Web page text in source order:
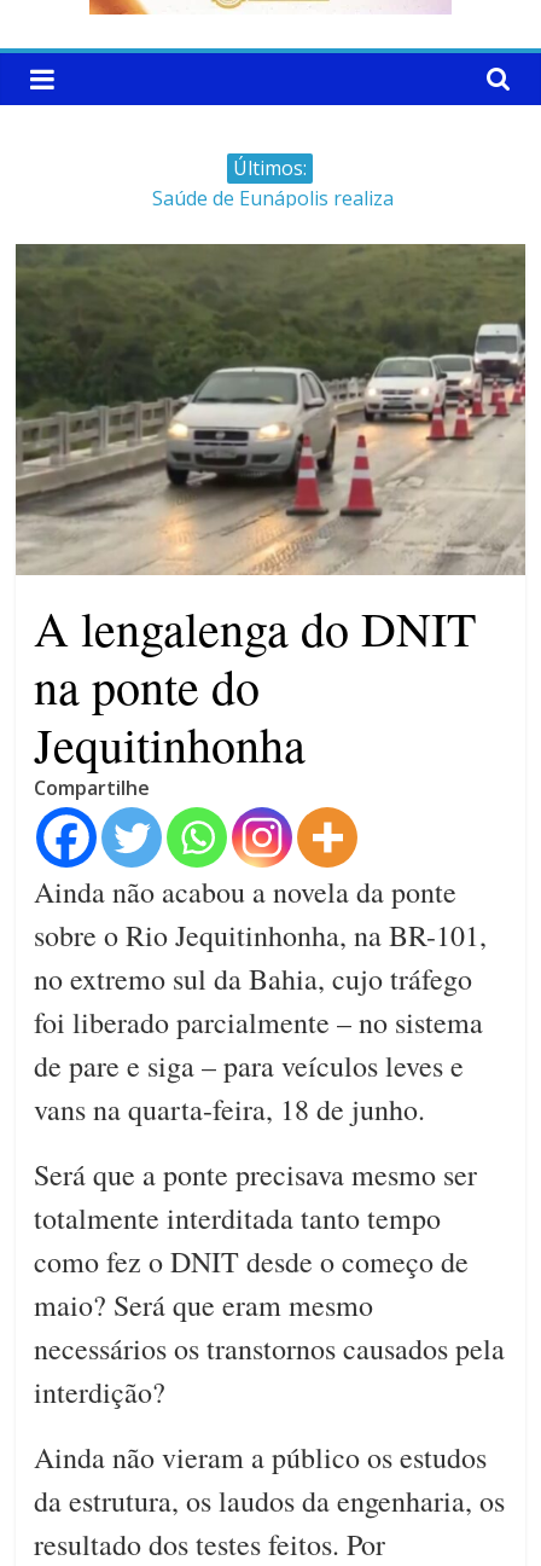
Últimos:
Saúde de Eunápolis realiza
Máfia das canetas
emagrecedoras na mira da
polícia
Faltam 10 dias para a
campanha começar pra valer
Ministro do STJ perde o cargo
por assédio sexual
Patrimônio de Neto Carletto
aumentou cerca de 5.600% em
4 anos
A lengalenga do DNIT
na ponte do
Jequitinhonha
Compartilhe
Ainda não acabou a novela da ponte
sobre o Rio Jequitinhonha, na BR-101,
no extremo sul da Bahia, cujo tráfego
foi liberado parcialmente – no sistema
de pare e siga – para veículos leves e
vans na quarta-feira, 18 de junho.
Será que a ponte precisava mesmo ser
totalmente interditada tanto tempo
como fez o DNIT desde o começo de
maio? Será que eram mesmo
necessários os transtornos causados pela
interdição?
Ainda não vieram a público os estudos
da estrutura, os laudos da engenharia, os
resultado dos testes feitos. Por